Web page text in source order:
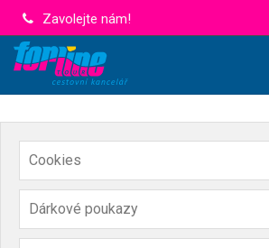
Zavolejte nám!
Cookies
Dárkové poukazy